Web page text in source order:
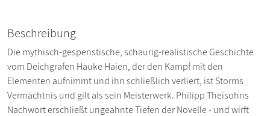
Beschreibung
Die mythisch-gespenstische, schaurig-realistische Geschichte
vom Deichgrafen Hauke Haien, der den Kampf mit den
Elementen aufnimmt und ihn schließlich verliert, ist Storms
Vermächtnis und gilt als sein Meisterwerk. Philipp Theisohns
Nachwort erschließt ungeahnte Tiefen der Novelle - und wirft